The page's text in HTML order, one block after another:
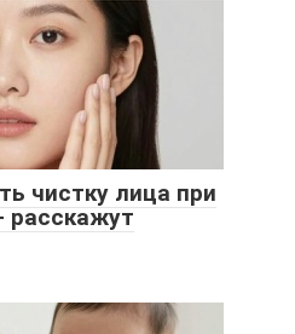
чистку лица при
расскажут